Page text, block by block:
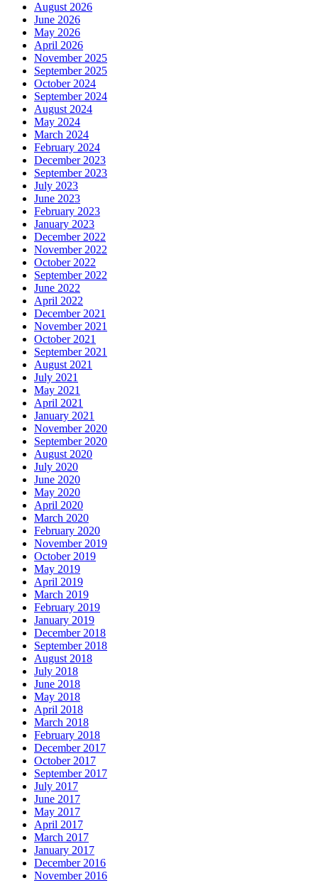
August 2026
June 2026
May 2026
April 2026
November 2025
September 2025
October 2024
September 2024
August 2024
May 2024
March 2024
February 2024
December 2023
September 2023
July 2023
June 2023
February 2023
January 2023
December 2022
November 2022
October 2022
September 2022
June 2022
April 2022
December 2021
November 2021
October 2021
September 2021
August 2021
July 2021
May 2021
April 2021
January 2021
November 2020
September 2020
August 2020
July 2020
June 2020
May 2020
April 2020
March 2020
February 2020
November 2019
October 2019
May 2019
April 2019
March 2019
February 2019
January 2019
December 2018
September 2018
August 2018
July 2018
June 2018
May 2018
April 2018
March 2018
February 2018
December 2017
October 2017
September 2017
July 2017
June 2017
May 2017
April 2017
March 2017
January 2017
December 2016
November 2016